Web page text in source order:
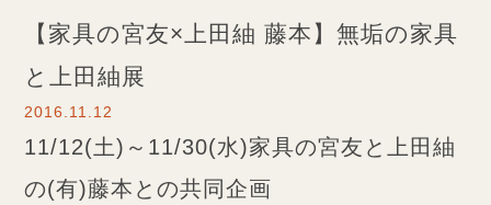
【家具の宮友×上田紬 藤本】無垢の家具
と上田紬展
2016.11.12
11/12(土)～11/30(水)家具の宮友と上田紬
の(有)藤本との共同企画